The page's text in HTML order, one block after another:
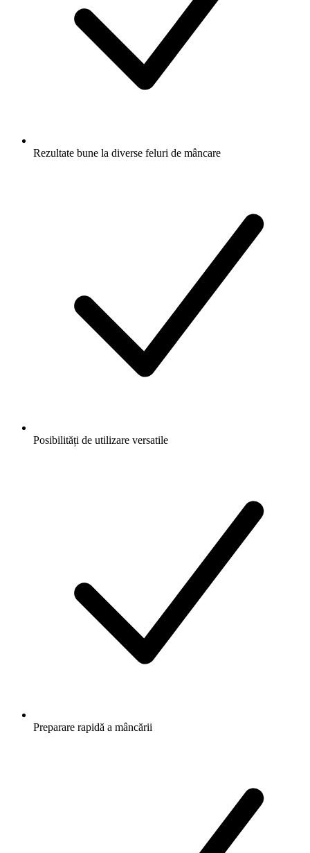
Rezultate bune la diverse feluri de mâncare
Posibilități de utilizare versatile
Preparare rapidă a mâncării